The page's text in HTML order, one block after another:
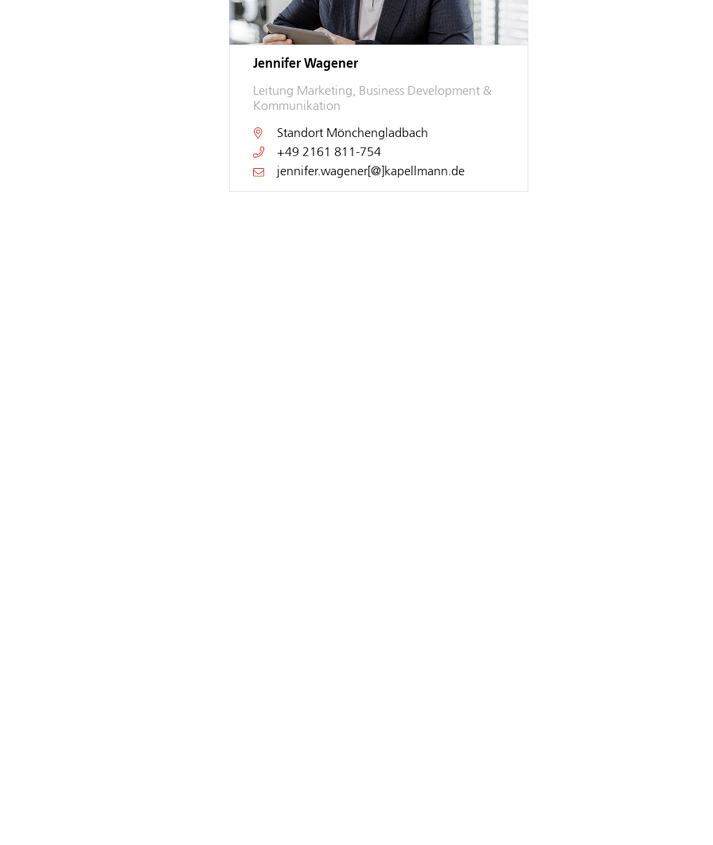
Jennifer Wagener
Leitung Marketing, Business Development &
Kommunikation
Standort Mönchengladbach
+49 2161 811-754
jennifer.wagener[@]kapellmann.de